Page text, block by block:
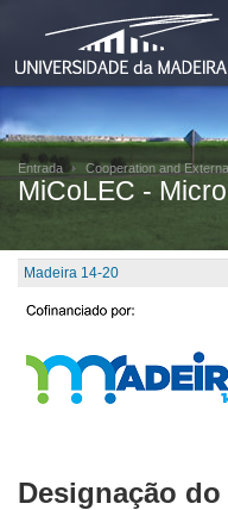
Entrada Cooperation and
MiCoLEC -
Madeira 14-20
Designação